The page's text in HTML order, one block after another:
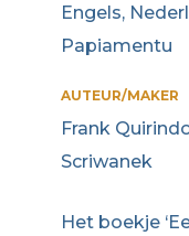
Engels,
Papiamentu
AUTEUR/MAKER
Frank
Scriwanek
Het boekje